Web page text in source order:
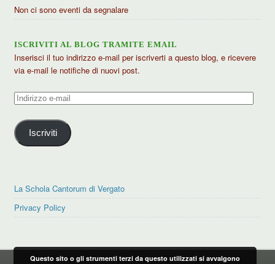
Non ci sono eventi da segnalare
ISCRIVITI AL BLOG TRAMITE EMAIL
Inserisci il tuo indirizzo e-mail per iscriverti a questo blog, e ricevere
via e-mail le notifiche di nuovi post.
Indirizzo
mail
Iscriviti
La Schola Cantorum di Vergato
Privacy Policy
Questo sito o gli strumenti terzi da questo utilizzati si avvalgono